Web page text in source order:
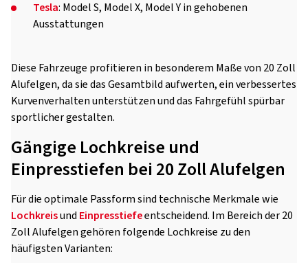
Tesla: Model S, Model X, Model Y in gehobenen
Ausstattungen
Diese Fahrzeuge profitieren in besonderem Maße von 20 Zoll
Alufelgen, da sie das Gesamtbild aufwerten, ein verbessertes
Kurvenverhalten unterstützen und das Fahrgefühl spürbar
sportlicher gestalten.
Gängige Lochkreise und
Einpresstiefen bei 20 Zoll Alufelgen
Für die optimale Passform sind technische Merkmale wie
Lochkreisund Einpresstiefeentscheidend. Im Bereich der 20
Zoll Alufelgen gehören folgende Lochkreise zu den
häufigsten Varianten: